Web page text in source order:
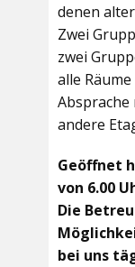
denen
Zwei
zwei
alle
Absprache
andere
Geöffnet
von 6.00
Die
bei uns